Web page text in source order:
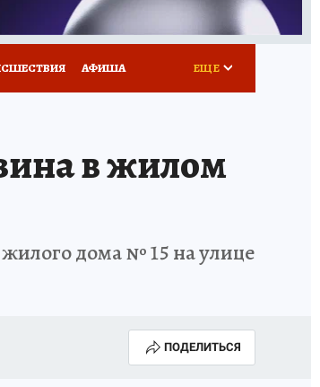
АФИША ЕЩЕ
в жилом
дома № 15 на улице
ПОДЕЛИТЬСЯ